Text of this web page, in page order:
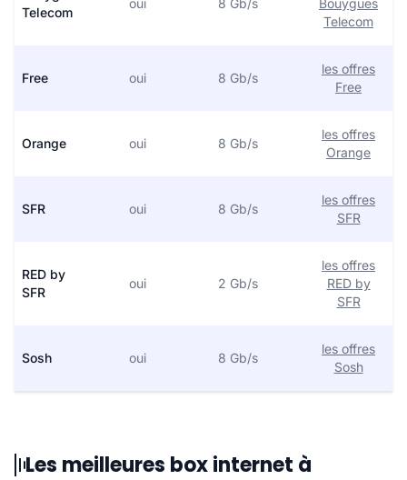
Telecom
oui 8 Gb/s
Bouygues
Telecom
Free oui 8 Gb/s
les offres
Free
Orange oui 8 Gb/s
les offres
Orange
SFR oui 8 Gb/s
les offres
SFR
RED by
SFR
oui 2 Gb/s
les offres
RED by
SFR
Sosh oui 8 Gb/s
les offres
Sosh
Les meilleures box internet à